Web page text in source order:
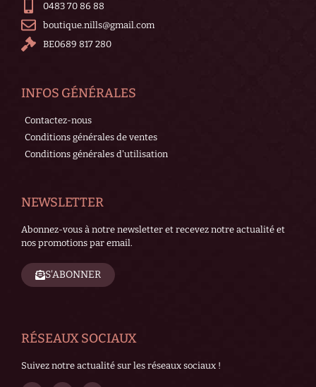
0483 70 86 88
boutique.nills@gmail.com
BE0689 817 280
INFOS GÉNÉRALES
Contactez-nous
Conditions générales de ventes
Conditions générales d'utilisation
NEWSLETTER
Abonnez-vous à notre newsletter et recevez notre actualité et
nos promotions par email.
S'ABONNER
RÉSEAUX SOCIAUX
Suivez notre actualité sur les réseaux sociaux !